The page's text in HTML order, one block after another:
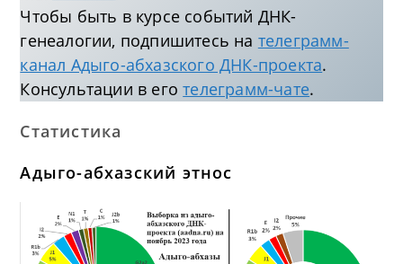
Чтобы быть в курсе событий ДНК-
генеалогии, подпишитесь на телеграмм-
канал Адыго-абхазского ДНК-проекта.
Консультации в еготелеграмм-чате.
Статистика
Адыго-абхазский этнос